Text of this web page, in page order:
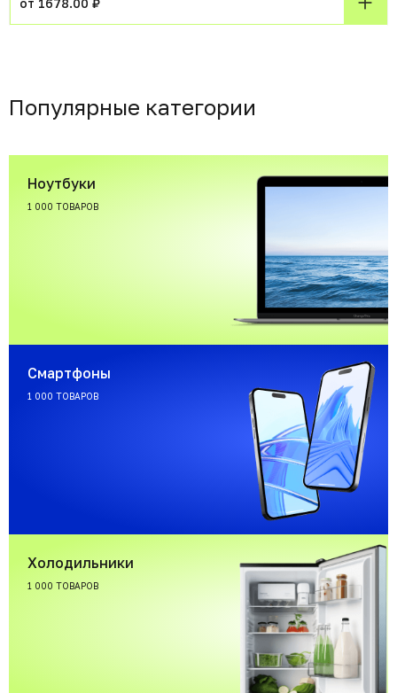
Популярные категории
Ноутбуки
1 000 ТОВАРОВ
Смартфоны
1 000 ТОВАРОВ
Холодильники
1 000 ТОВАРОВ